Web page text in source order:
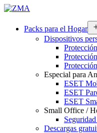
Packs para el Hogar
Dispositivos
Especial para
ESET
ESET
ESET
Small Office /
Descargas